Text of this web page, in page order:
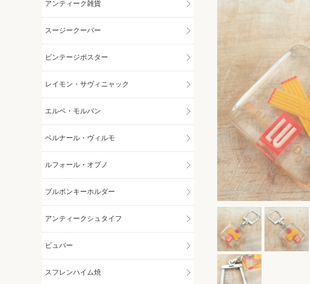
アンティーク雑貨
スージークーパー
ビンテージポスター
レイモン・サヴィニャック
エルベ・モルバン
ベルナール・ヴィルモ
ルフォール・オプノ
ブルボンキーホルダー
アンティークシュタイフ
ビュバー
スフレンハイム焼